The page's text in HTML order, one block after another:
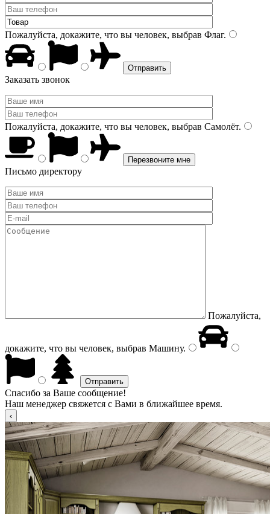
Пожалуйста, докажите, что вы человек, выбрав Флаг.
Заказать звонок
Пожалуйста, докажите, что вы человек, выбрав Самолёт.
Письмо директору
Пожалуйста,
докажите, что вы человек, выбрав Машину.
Спасибо за Ваше сообщение!
Наш менеджер свяжется с Вами в ближайшее время.